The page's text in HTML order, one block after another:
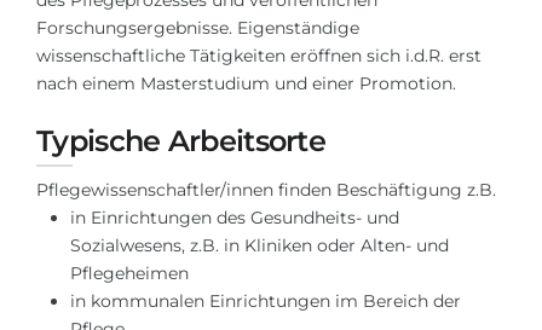
Interessenkarte-Test
RIASEC-Test
100%
Unsere Studierenden werden
BERATUNG!
Russland
Ukraine
Aserbaidschan
Armenien
Belarus
Anderes Land
BERATUNG BUCHEN
Forschungsergebnisse. Eigenständige
wissenschaftliche Tätigkeiten eröffnen sich i.d.R. erst
nach einem Masterstudium und einer Promotion.
Typische Arbeitsorte
Pflegewissenschaftler/innen finden Beschäftigung z.B.
in Einrichtungen des Gesundheits- und
Sozialwesens, z.B. in Kliniken oder Alten- und
Pflegeheimen
in kommunalen Einrichtungen im Bereich der